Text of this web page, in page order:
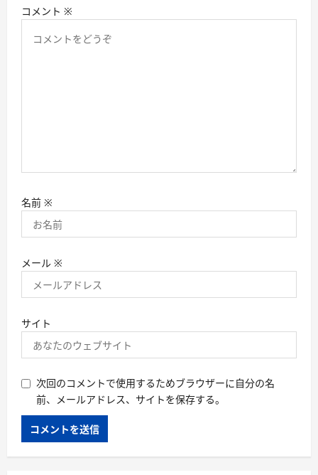
コメント ※
名前 ※
メール ※
サイト
次回のコメントで使用するためブラウザーに自分の名
前、メールアドレス、サイトを保存する。